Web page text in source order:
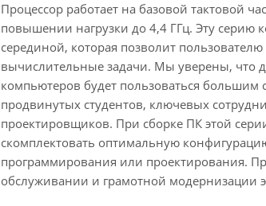
Процессор работает на базовой тактовой
повышении нагрузки до 4,4 ГГц. Эту серию
серединой, которая позволит
вычислительные задачи. Мы уверены, что
компьютеров будет пользоваться большим
продвинутых студентов, ключевых
проектировщиков. При сборке ПК этой
скомплектовать оптимальную
программирования или проектирования.
обслуживании и грамотной модернизации